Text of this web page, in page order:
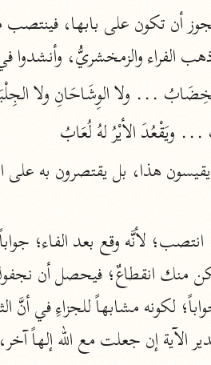
أخرى
أضواء
محمد الأمين الشنقيطي (١٣٩٤
البقاعي (٨٨٥ هـ)
لغة وبلاغة
التحرير
ابن عاشور (١٣٩٣ هـ)
نحو ٢٤ مجلدًا
أن تكون على بابها،
الفراء والزمخشريُّ،
ويَقْعُدَ الأيْرُ لهُ لُعَابُ
هذا، بل يقتصرون به على
لأنَّه وقع بعد الفاء؛